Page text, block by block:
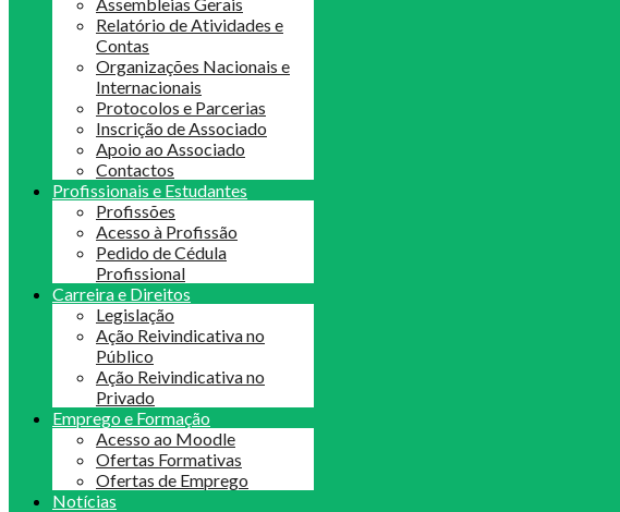
Relatório de Atividades e
Contas
Organizações Nacionais e
Internacionais
Protocolos e Parcerias
Inscrição de Associado
Apoio ao Associado
Contactos
Profissionais e Estudantes
Profissões
Acesso à Profissão
Pedido de Cédula
Profissional
Carreira e Direitos
Legislação
Ação Reivindicativa no
Público
Ação Reivindicativa no
Privado
Emprego e Formação
Acesso ao Moodle
Ofertas Formativas
Ofertas de Emprego
Notícias